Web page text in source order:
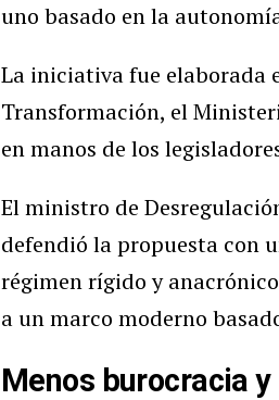
uno basado en la
La iniciativa fue elaborada
Transformación, el
en manos de los
El ministro de
defendió la propuesta con
régimen rígido y
a un marco moderno
Menos burocracia